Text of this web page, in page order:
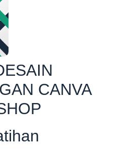
CANVA